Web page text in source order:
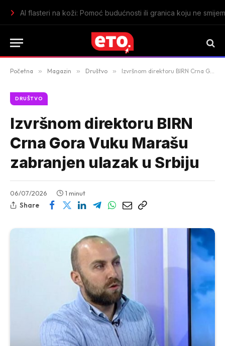
Mlada reprezentacija Crne Gore savladala Njemačku za
Početna » Magazin » Društvo » Izvršnom direktoru BIRN Crna Gora Vuku Marašu zabranjen ulazak u Srbiju
DRUŠTVO
Izvršnom direktoru BIRN
Crna Gora Vuku Marašu
zabranjen ulazak u Srbiju
06/07/2026
1 minut
Share